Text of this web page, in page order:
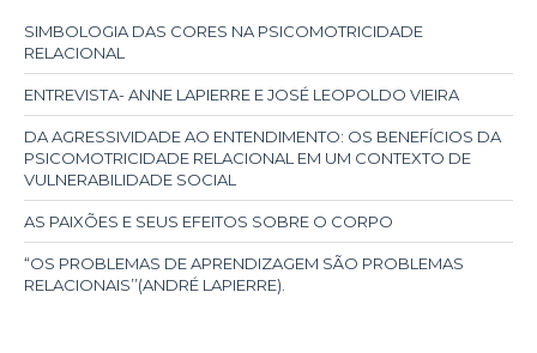
SIMBOLOGIA DAS CORES NA PSICOMOTRICIDADE
RELACIONAL
ENTREVISTA- ANNE LAPIERRE E JOSÉ LEOPOLDO VIEIRA
DA AGRESSIVIDADE AO ENTENDIMENTO: OS BENEFÍCIOS DA
PSICOMOTRICIDADE RELACIONAL EM UM CONTEXTO DE
VULNERABILIDADE SOCIAL
AS PAIXÕES E SEUS EFEITOS SOBRE O CORPO
“OS PROBLEMAS DE APRENDIZAGEM SÃO PROBLEMAS
RELACIONAIS’’(ANDRÉ LAPIERRE).